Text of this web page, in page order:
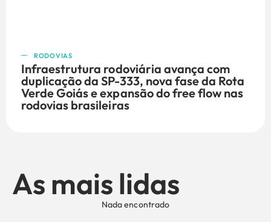
RODOVIAS
Infraestrutura rodoviária avança com
duplicação da SP-333, nova fase da Rota
Verde Goiás e expansão do free flow nas
rodovias brasileiras
As mais lidas
Nada encontrado